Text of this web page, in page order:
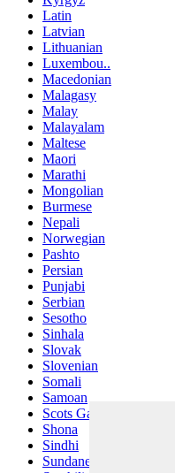
Latin
Latvian
Lithuanian
Luxembou..
Macedonian
Malagasy
Malay
Malayalam
Maltese
Maori
Marathi
Mongolian
Burmese
Nepali
Norwegian
Pashto
Persian
Punjabi
Serbian
Sesotho
Sinhala
Slovak
Slovenian
Somali
Samoan
Scots Gaelic
Shona
Sindhi
Sundanese